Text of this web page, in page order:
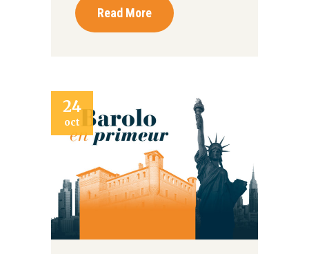
Read More
24
oct